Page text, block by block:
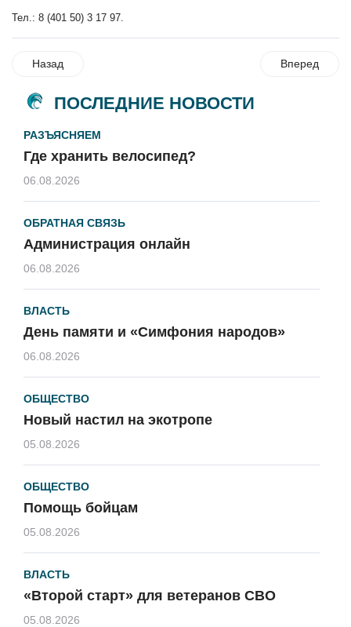
Тел.: 8 (401 50) 3 17 97.
Назад Вперед
ПОСЛЕДНИЕ НОВОСТИ
РАЗЪЯСНЯЕМ
Где хранить велосипед?
06.08.2026
ОБРАТНАЯ СВЯЗЬ
Администрация онлайн
06.08.2026
ВЛАСТЬ
День памяти и «Симфония народов»
06.08.2026
ОБЩЕСТВО
Новый настил на экотропе
05.08.2026
ОБЩЕСТВО
Помощь бойцам
05.08.2026
ВЛАСТЬ
«Второй старт» для ветеранов СВО
05.08.2026